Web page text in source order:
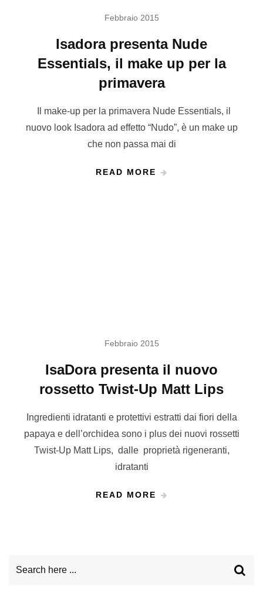
Febbraio 2015
Isadora presenta Nude
Essentials, il make up per la
primavera
Il make-up per la primavera Nude Essentials, il
nuovo look Isadora ad effetto “Nudo”, è un make up
che non passa mai di
READ MORE
Febbraio 2015
IsaDora presenta il nuovo
rossetto Twist-Up Matt Lips
Ingredienti idratanti e protettivi estratti dai fiori della
papaya e dell’orchidea sono i plus dei nuovi rossetti
Twist-Up Matt Lips, dalle proprietà rigeneranti,
idratanti
READ MORE